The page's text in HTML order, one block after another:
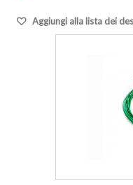
Aggiungi alla lista dei